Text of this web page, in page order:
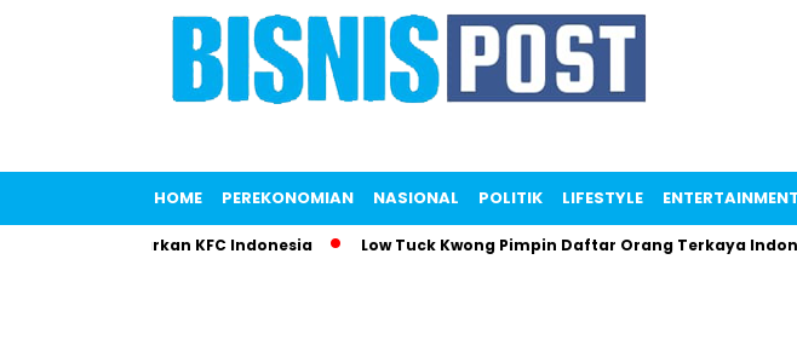
HOME PEREKONOMIAN NASIONAL POLITIK LIFESTYLE ENTERTAINMENT
Saputri Gemparkan KFC Indonesia Low Tuck Kwong Pimpin Daftar Orang Terkaya